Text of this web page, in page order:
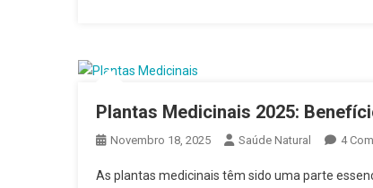
Plantas Medicinais 2025:
Novembro 18, 2025 Saúde Natural 4
As plantas medicinais têm sido uma parte